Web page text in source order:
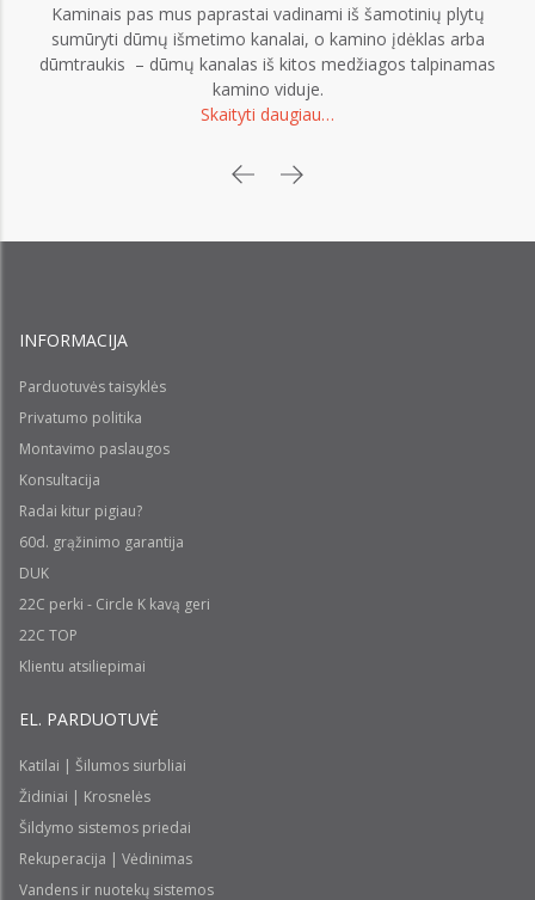
Kaminais pas mus paprastai vadinami iš šamotinių plytų
sumūryti dūmų išmetimo kanalai, o kamino įdėklas arba
dūmtraukis – dūmų kanalas iš kitos medžiagos talpinamas
kamino viduje.
Skaityti daugiau…
INFORMACIJA
Parduotuvės taisyklės
Privatumo politika
Montavimo paslaugos
Konsultacija
Radai kitur pigiau?
60d. grąžinimo garantija
DUK
22C perki - Circle K kavą geri
22C TOP
Klientu atsiliepimai
EL. PARDUOTUVĖ
Katilai | Šilumos siurbliai
Židiniai | Krosnelės
Šildymo sistemos priedai
Rekuperacija | Vėdinimas
Vandens ir nuotekų sistemos